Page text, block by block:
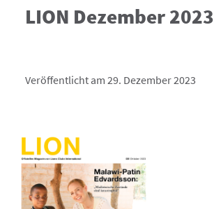
LION Dezember 2023
Veröffentlicht am 29. Dezember 2023